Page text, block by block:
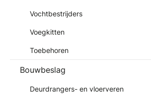
Vochtbestrijders
Voegkitten
Toebehoren
Bouwbeslag
Deurdrangers- en vloerveren